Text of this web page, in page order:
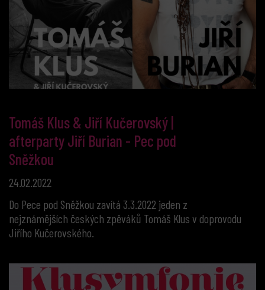
Tomáš Klus & Jiří Kučerovský |
afterparty Jiří Burian - Pec pod
Sněžkou
24.02.2022
Do Pece pod Sněžkou zavítá 3.3.2022 jeden z
nejznámějších českých zpěváků Tomáš Klus v doprovodu
Jiřího Kučerovského.